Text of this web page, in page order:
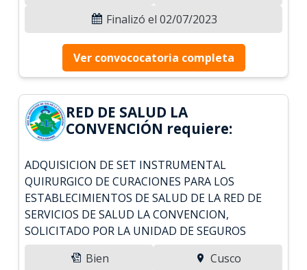
Finalizó el 02/07/2023
Ver convococatoria completa
RED DE SALUD LA
CONVENCIÓN requiere:
ADQUISICION DE SET INSTRUMENTAL
QUIRURGICO DE CURACIONES PARA LOS
ESTABLECIMIENTOS DE SALUD DE LA RED DE
SERVICIOS DE SALUD LA CONVENCION,
SOLICITADO POR LA UNIDAD DE SEGUROS
Bien
Cusco